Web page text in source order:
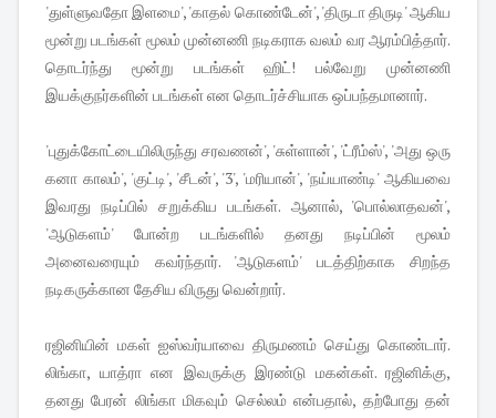
'துள்ளுவதோ இளமை', 'காதல் கொண்டேன்', 'திருடா திருடி' ஆகிய
மூன்று படங்கள் மூலம் முன்னணி நடிகராக வலம் வர ஆரம்பித்தார்.
தொடர்ந்து மூன்று படங்கள் ஹிட்! பல்வேறு முன்னணி
இயக்குநர்களின் படங்கள் என தொடர்ச்சியாக ஒப்பந்தமானார்.
'புதுக்கோட்டையிலிருந்து சரவணன்', 'சுள்ளான்', 'ட்ரீம்ஸ்', 'அது ஒரு
கனா காலம்', 'குட்டி', 'சீடன்', '3', 'மரியான்', 'நய்யாண்டி' ஆகியவை
இவரது நடிப்பில் சறுக்கிய படங்கள். ஆனால், 'பொல்லாதவன்',
'ஆடுகளம்' போன்ற படங்களில் தனது நடிப்பின் மூலம்
அனைவரையும் கவர்ந்தார். 'ஆடுகளம்' படத்திற்காக சிறந்த
நடிகருக்கான தேசிய விருது வென்றார்.
ரஜினியின் மகள் ஐஸ்வர்யாவை திருமணம் செய்து கொண்டார்.
லிங்கா, யாத்ரா என இவருக்கு இரண்டு மகன்கள். ரஜினிக்கு,
தனது பேரன் லிங்கா மிகவும் செல்லம் என்பதால், தற்போது தன்